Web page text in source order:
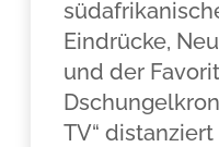
Eindrücke,
und der
TV“